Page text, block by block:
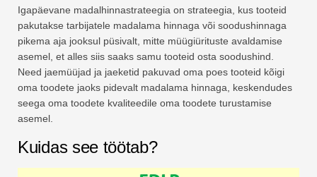
Igapäevane madalhinnastrateegia on strateegia, kus tooteid
pakutakse tarbijatele madalama hinnaga või soodushinnaga
pikema aja jooksul püsivalt, mitte müügiürituste avaldamise
asemel, et alles siis saaks samu tooteid osta soodushind.
Need jaemüüjad ja jaeketid pakuvad oma poes tooteid kõigi
oma toodete jaoks pidevalt madalama hinnaga, keskendudes
seega oma toodete kvaliteedile oma toodete turustamise
asemel.
Kuidas see töötab?